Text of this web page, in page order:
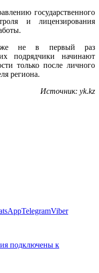
государственного
и лицензирования
уже не в первый раз
подрядчики начинают
только после личного
региона.
Источник: yk.kz
TelegramViber
подключены к